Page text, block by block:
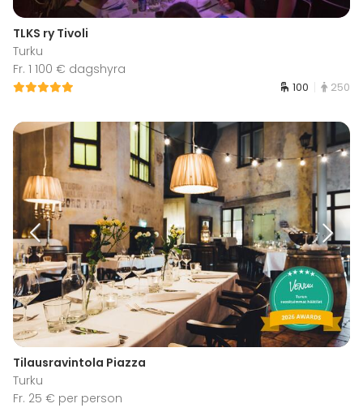
TLKS ry Tivoli
Turku
Fr. 1 100 € dagshyra
100 250
Tilausravintola Piazza
Turku
Fr. 25 € per person